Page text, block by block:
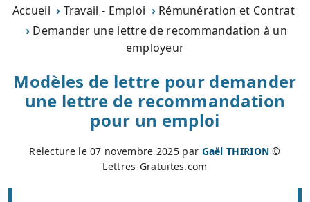
Accueil Travail - Emploi
Rémunération et Contrat
Demander une lettre de recommandation à un
employeur
Modèles de lettre pour demander
une lettre de recommandation
pour un emploi
Relecture le07 novembre 2025 par Gaël THIRION ©
Lettres-Gratuites.com